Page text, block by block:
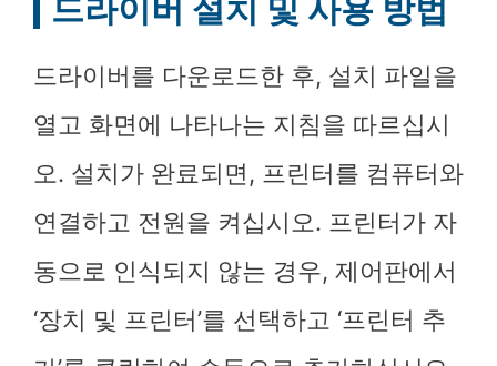
드라이버 설치 및 사용 방법
드라이버를 다운로드한 후, 설치 파일을
열고 화면에 나타나는 지침을 따르십시
오. 설치가 완료되면, 프린터를 컴퓨터와
연결하고 전원을 켜십시오. 프린터가 자
동으로 인식되지 않는 경우, 제어판에서
‘장치 및 프린터’를 선택하고 ‘프린터 추